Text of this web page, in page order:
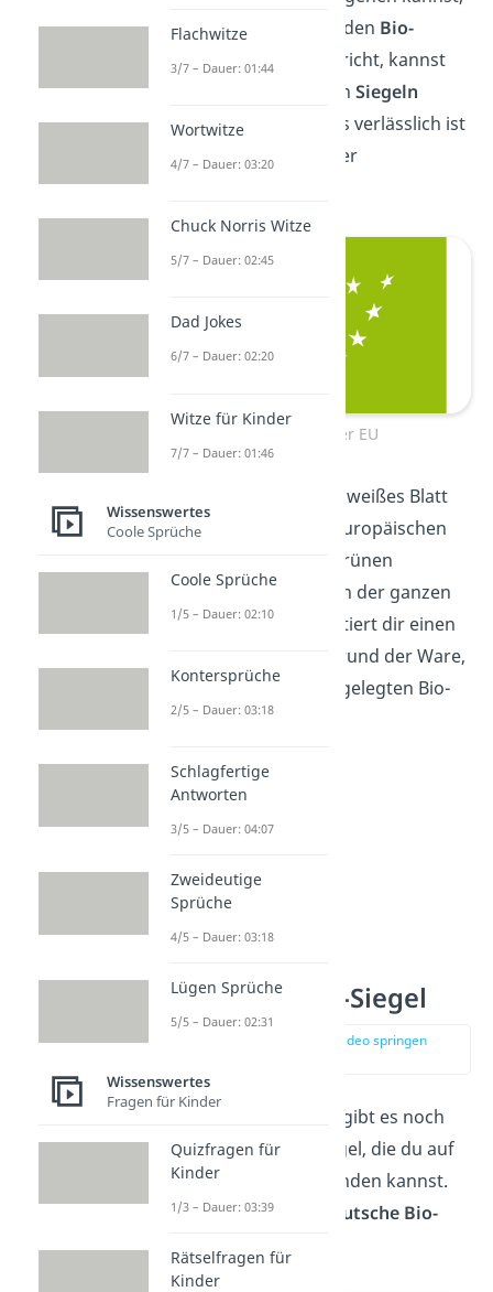
dass ein Lebensmittel den Bio-
Anforderungen
entspricht, kannst
du dich an bestimmtenSiegeln
orientieren. Besonders verlässlich ist
dabei das Bio-Siegel der
Bio-Siegel der EU
Dieses Siegel zeigt ein weißes Blatt
aus den Sternen der Europäischen
Union auf einem hellgrünen
Hintergrund. Es wird in der ganzen
EUgenutzt und garantiert dir einen
ökologischen Hintergrund der Ware,
geprüft nach den festgelegten Bio-
Richtlinien.
Deutsches Bio-Siegel
zur Stelle im Video springen
Neben dem EU-Siegel gibt es noch
einige weitere Bio-Siegel, die du auf
diversen Produkten finden kannst.
Eines davon ist das
deutsche Bio-
Siegel .
Flachwitze
3/7 – Dauer: 01:44
Wortwitze
4/7 – Dauer: 03:20
Chuck Norris Witze
5/7 – Dauer: 02:45
Dad Jokes
6/7 – Dauer: 02:20
Witze für Kinder
7/7 – Dauer: 01:46
Wissenswertes
Coole Sprüche
Coole Sprüche
1/5 – Dauer: 02:10
Kontersprüche
2/5 – Dauer: 03:18
Schlagfertige
Antworten
3/5 – Dauer: 04:07
Zweideutige
Sprüche
4/5 – Dauer: 03:18
Lügen Sprüche
5/5 – Dauer: 02:31
Wissenswertes
Fragen für Kinder
Quizfragen für
Kinder
1/3 – Dauer: 03:39
Rätselfragen für
Kinder